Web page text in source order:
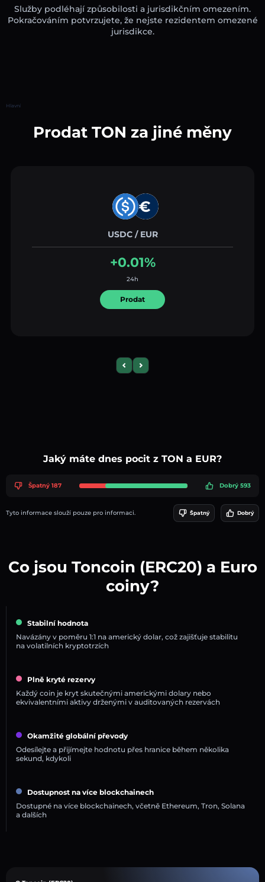
Služby podléhají způsobilosti a jurisdikčním omezením.
Pokračováním potvrzujete, že nejste rezidentem omezené
jurisdikce.
Hlavní
Prodat TON za jiné měny
USDC / EUR
+0.01%
24h
Prodat
Previous slide
Next slide
Jaký máte dnes pocit z TON a EUR?
Špatný 187 Dobrý 593
Tyto informace slouží pouze pro informaci. Špatný Dobrý
Co jsou Toncoin (ERC20) a Euro
coiny?
Stabilní hodnota
Navázány v poměru 1:1 na americký dolar, což zajišťuje stabilitu
na volatilních kryptotrzích
Plně kryté rezervy
Každý coin je kryt skutečnými americkými dolary nebo
ekvivalentními aktivy drženými v auditovaných rezervách
Okamžité globální převody
Odesílejte a přijímejte hodnotu přes hranice během několika
sekund, kdykoli
Dostupnost na více blockchainech
Dostupné na více blockchainech, včetně Ethereum, Tron, Solana
a dalších